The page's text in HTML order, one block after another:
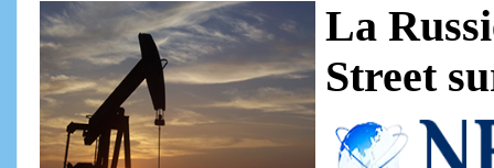
La
Street